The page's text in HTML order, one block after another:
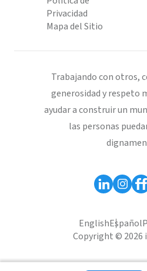
Privacidad
Mapa del Sitio
Trabajando con otros,
generosidad y respeto
ayudar a construir un
las personas
EnglishEspañol
Copyright © 2026